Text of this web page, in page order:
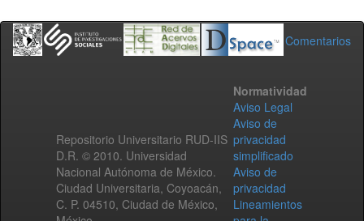
Comentarios
Repositorio Universitario RUD-IIS
D.R. © 2010. Universidad
Nacional Autónoma de México.
Ciudad Universitaria, Coyoacán,
C. P. 04510, Ciudad de México,
Normatividad
Aviso Legal
Aviso de
privacidad
simplificado
Aviso de
privacidad
Lineamientos